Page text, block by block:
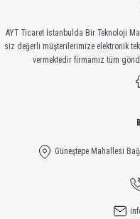
AYT Ticaret İstanbulda Bir Teknoloji
siz değerli müşterilerimize elektronik
vermektedir firmamız tüm
Güneştepe Mahallesi